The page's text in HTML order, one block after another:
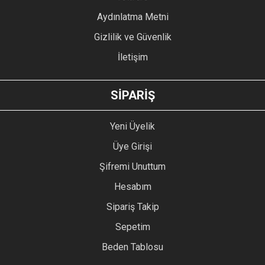
GÖNDER
Aydınlatma Metni
Gizlilik ve Güvenlik
İletişim
SİPARİŞ
Yeni Üyelik
Üye Girişi
Şifremi Unuttum
Hesabım
Sipariş Takip
Sepetim
Beden Tablosu